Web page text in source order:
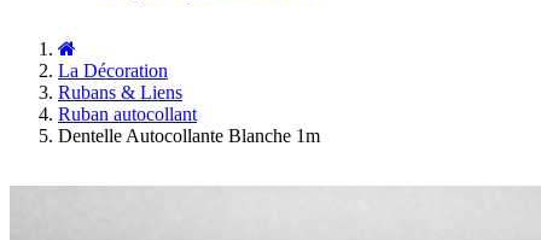
La Décoration
Rubans & Liens
Ruban autocollant
Dentelle Autocollante Blanche 1m